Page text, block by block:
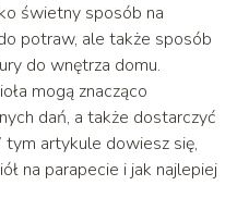
świetny sposób na
potraw, ale także sposób
do wnętrza domu.
mogą znacząco
dań, a także dostarczyć
artykule dowiesz się,
na parapecie i jak najlepiej